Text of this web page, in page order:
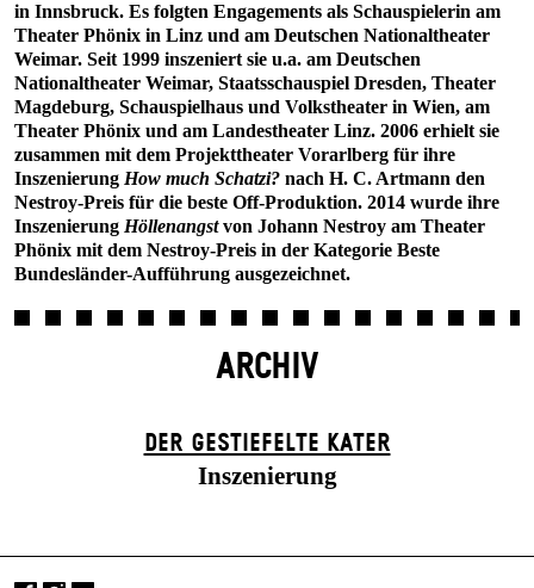
in Innsbruck. Es folgten Engagements als Schauspielerin am
Theater Phönix in Linz und am Deutschen Nationaltheater
Weimar. Seit 1999 inszeniert sie u.a. am Deutschen
Nationaltheater Weimar, Staatsschauspiel Dresden, Theater
Magdeburg, Schauspielhaus und Volkstheater in Wien, am
Theater Phönix und am Landestheater Linz. 2006 erhielt sie
zusammen mit dem Projekttheater Vorarlberg für ihre
Inszenierung How much Schatzi? nach H. C. Artmann den
Nestroy-Preis für die beste Off-Produktion. 2014 wurde ihre
Inszenierung Höllenangstvon Johann Nestroy am Theater
Phönix mit dem Nestroy-Preis in der Kategorie Beste
Bundesländer-Aufführung ausgezeichnet.
ARCHIV
DER GESTIEFELTE KATER
Inszenierung